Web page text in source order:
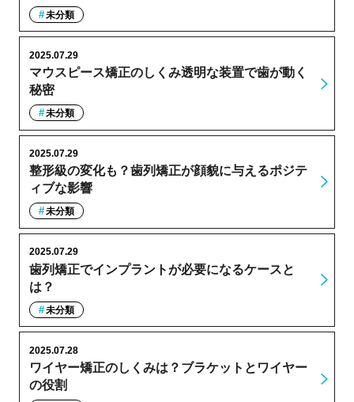
未分類
マウスピース矯正のしくみ透明な装置で歯が動く
秘密
2025.07.29
未分類
整形級の変化も？歯列矯正が顔貌に与えるポジテ
ィブな影響
2025.07.29
未分類
歯列矯正でインプラントが必要になるケースと
は？
2025.07.29
未分類
ワイヤー矯正のしくみは？ブラケットとワイヤー
の役割
2025.07.28